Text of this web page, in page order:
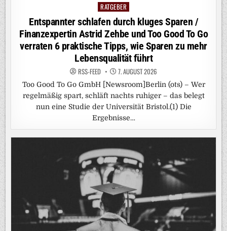
Posted
in
RATGEBER
Entspannter schlafen durch kluges Sparen /
Finanzexpertin Astrid Zehbe und Too Good To Go
verraten 6 praktische Tipps, wie Sparen zu mehr
Lebensqualität führt
RSS-FEED 7. AUGUST 2026
Too Good To Go GmbH [Newsroom]Berlin (ots) – Wer
regelmäßig spart, schläft nachts ruhiger – das belegt
nun eine Studie der Universität Bristol.(1) Die
Ergebnisse…